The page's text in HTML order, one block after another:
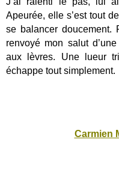
Apeurée, elle s’est tout
se balancer doucement.
renvoyé mon salut
aux lèvres. Une lueur
échappe tout simplement.
Carmien